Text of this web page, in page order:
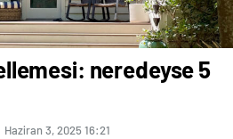
neredeyse 5
Haziran 3, 2025 16:21